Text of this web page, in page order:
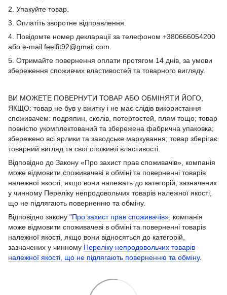
2. Упакуйте товар.
3. Оплатіть зворотне відправлення.
4. Повідомте номер декларації за телефоном +380666054200
або e-mail feelfit92@gmail.com.
5. Отримайте повернення оплати протягом 14 днів, за умови
збереження споживчих властивостей та товарного вигляду.
ВИ МОЖЕТЕ ПОВЕРНУТИ ТОВАР АБО ОБМІНЯТИ ЙОГО,
ЯКЩО: товар не був у вжитку і не має слідів використання
споживачем: подряпин, сколів, потертостей, плям тощо; товар
повністю укомплектований та збережена фабрична упаковка;
збережено всі ярлики та заводське маркування; товар зберігає
товарний вигляд та свої споживчі властивості.
Відповідно до Закону «Про захист прав споживачів», компанія
може відмовити споживачеві в обміні та поверненні товарів
належної якості, якщо вони належать до категорій, зазначених
у чинному Переліку непродовольчих товарів належної якості,
що не підлягають поверненню та обміну.
Відповідно закону "Про захист прав споживачів» , компанія
може відмовити споживачеві в обміні та поверненні товарів
належної якості, якщо вони відносяться до категорій,
зазначених у чинному Переліку непродовольчих товарів
належної якості, що не підлягають поверненню та обміну.